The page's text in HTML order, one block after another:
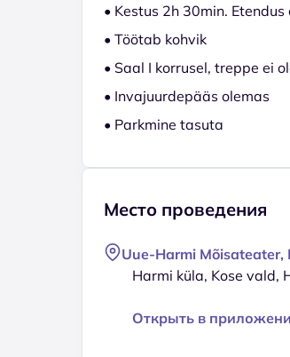
• Kestus 2h 30min.
• Töötab kohvik
• Saal I korrusel, treppe ei
• Invajuurdepääs olemas
• Parkmine tasuta
Место проведения
Uue-Harmi Mõisateater,
Harmi küla, Kose vald,
Открыть в